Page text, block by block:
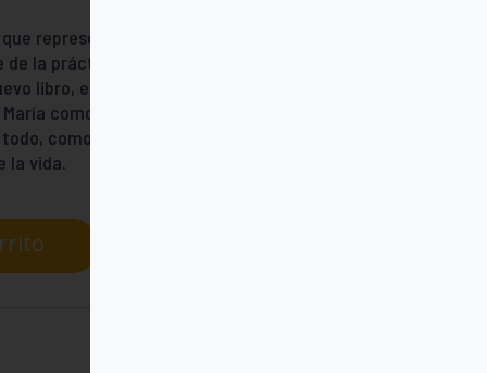
representa la unión de los cristianos.
la práctica de la fe, tanto personal
libro, el cardenal Walter Kasper quiere
como como hermana y madre en la
como un signo de esperanza,
la vida.